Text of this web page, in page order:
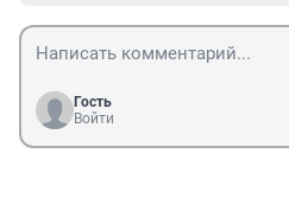
Гость
Войти